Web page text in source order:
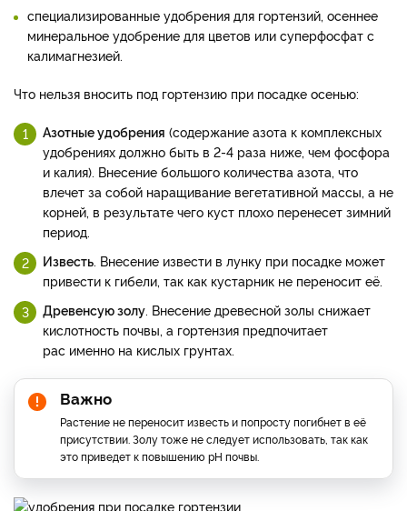
специализированные удобрения для гортензий, осеннее
минеральное удобрение для цветов или суперфосфат с
калимагнезией.
Что нельзя вносить под гортензию при посадке осенью:
Азотные удобрения (содержание азота к комплексных
удобрениях должно быть в 2-4 раза ниже, чем фосфора
и калия). Внесение большого количества азота, что
влечет за собой наращивание вегетативной массы, а не
корней, в результате чего куст плохо перенесет зимний
период.
Известь. Внесение извести в лунку при посадке может
привести к гибели, так как кустарник не переносит её.
Древенсую золу. Внесение древесной золы снижает
кислотность почвы, а гортензия предпочитает
рас именно на кислых грунтах.
Важно
Растение не переносит известь и попросту погибнет в её
присутствии. Золу тоже не следует использовать, так как
это приведет к повышению рН почвы.